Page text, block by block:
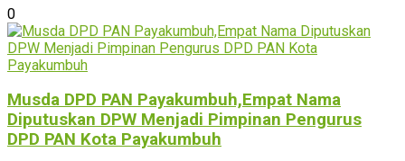
0
Musda DPD PAN Payakumbuh,Empat Nama
Diputuskan DPW Menjadi Pimpinan Pengurus
DPD PAN Kota Payakumbuh